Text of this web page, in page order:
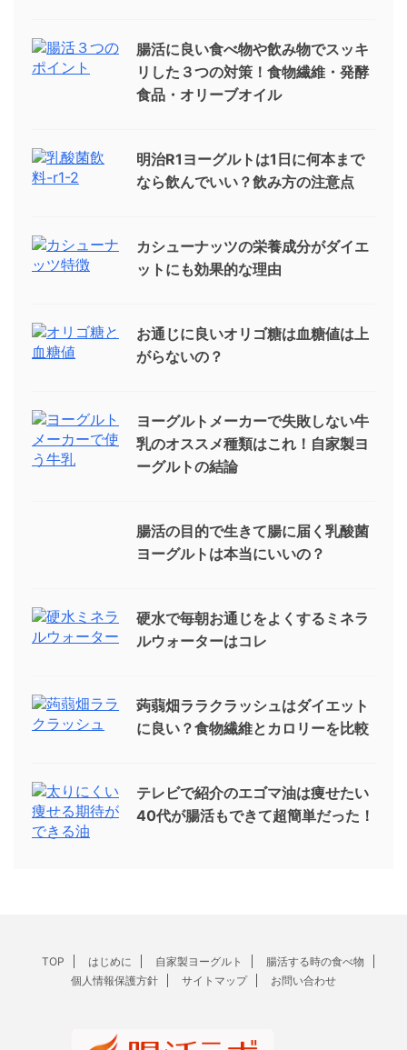
腸活に良い食べ物や飲み物でスッキ
リした３つの対策！食物繊維・発酵
食品・オリーブオイル
明治R1ヨーグルトは1日に何本まで
なら飲んでいい？飲み方の注意点
カシューナッツの栄養成分がダイエ
ットにも効果的な理由
お通じに良いオリゴ糖は血糖値は上
がらないの？
ヨーグルトメーカーで失敗しない牛
乳のオススメ種類はこれ！自家製ヨ
ーグルトの結論
腸活の目的で生きて腸に届く乳酸菌
ヨーグルトは本当にいいの？
硬水で毎朝お通じをよくするミネラ
ルウォーターはコレ
蒟蒻畑ララクラッシュはダイエット
に良い？食物繊維とカロリーを比較
テレビで紹介のエゴマ油は痩せたい
40代が腸活もできて超簡単だった！
TOP はじめに 自家製ヨーグルト
腸活する時の食べ物
個人情報保護方針
サイトマップ お問い合わせ